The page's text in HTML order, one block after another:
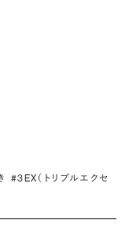
#3EX（トリプルエクセ